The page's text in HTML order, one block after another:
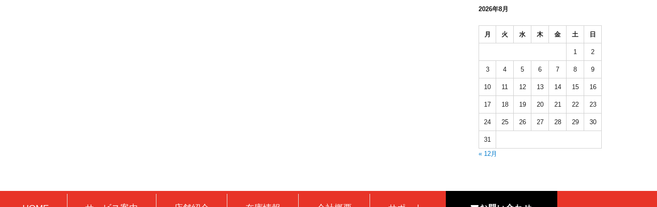
2026年8月
月 火 水 木 金 土 日
1 2
3 4 5 6 7 8 9
10 11 12 13 14 15 16
17 18 19 20 21 22 23
24 25 26 27 28 29 30
31
« 12月